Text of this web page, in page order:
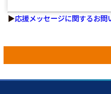
▶応援メッセージに関するお問